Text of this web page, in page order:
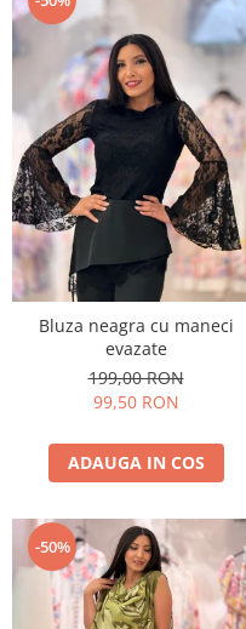
Bluza neagra cu maneci
evazate
199,00 RON
99,50 RON
ADAUGA IN COS
-50%